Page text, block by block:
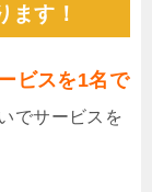
ます！
ビスを1名で
でサービスを